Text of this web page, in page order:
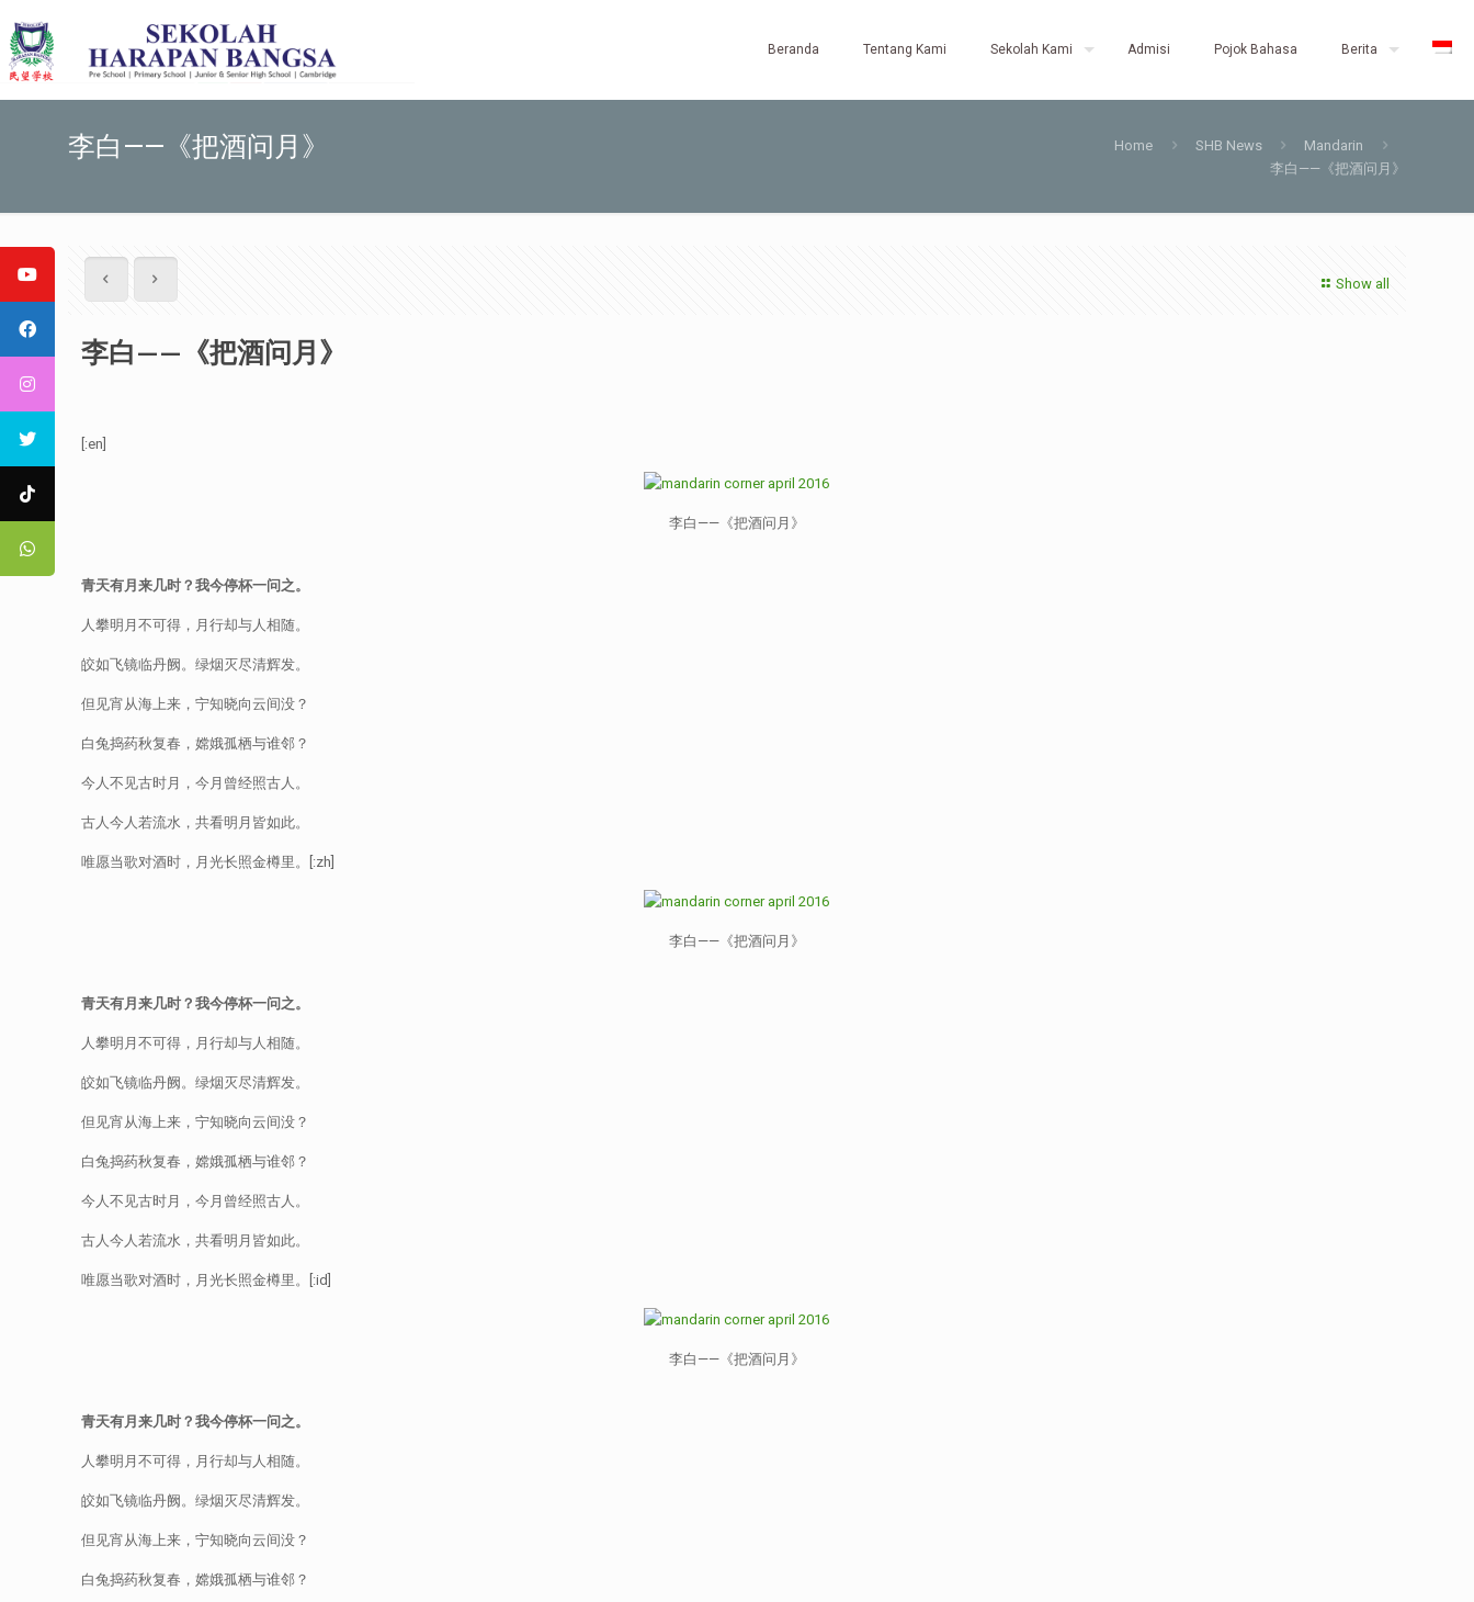
Beranda Tentang Kami Sekolah Kami Admisi Pojok Bahasa Berita
李白——《把酒问月》 Home SHB News
Mandarin
李白——《把酒问月》
Show all
李白——《把酒问月》
[:en]
李白——《把酒问月》
青天有月来几时？我今停杯一问之。
人攀明月不可得，月行却与人相随。
皎如飞镜临丹阙。绿烟灭尽清辉发。
但见宵从海上来，宁知晓向云间没？
白兔捣药秋复春，嫦娥孤栖与谁邻？
今人不见古时月，今月曾经照古人。
古人今人若流水，共看明月皆如此。
唯愿当歌对酒时，月光长照金樽里。[:zh]
李白——《把酒问月》
青天有月来几时？我今停杯一问之。
人攀明月不可得，月行却与人相随。
皎如飞镜临丹阙。绿烟灭尽清辉发。
但见宵从海上来，宁知晓向云间没？
白兔捣药秋复春，嫦娥孤栖与谁邻？
今人不见古时月，今月曾经照古人。
古人今人若流水，共看明月皆如此。
唯愿当歌对酒时，月光长照金樽里。[:id]
李白——《把酒问月》
青天有月来几时？我今停杯一问之。
人攀明月不可得，月行却与人相随。
皎如飞镜临丹阙。绿烟灭尽清辉发。
但见宵从海上来，宁知晓向云间没？
白兔捣药秋复春，嫦娥孤栖与谁邻？